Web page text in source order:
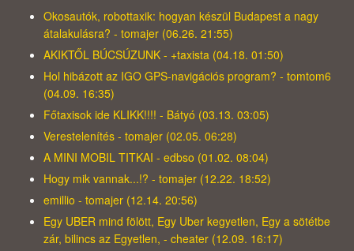
Okosautók, robottaxik: hogyan készül Budapest a nagy
átalakulásra? - tomajer (06.26. 21:55)
AKIKTŐL BÚCSÚZUNK - +taxista (04.18. 01:50)
Hol hibázott az IGO GPS-navigációs program? - tomtom6
(04.09. 16:35)
Főtaxisok ide KLIKK!!!! - Bátyó (03.13. 03:05)
Verestelenítés - tomajer (02.05. 06:28)
A MINI MOBIL TITKAI - edbso (01.02. 08:04)
Hogy mik vannak...!? - tomajer (12.22. 18:52)
emillio - tomajer (12.14. 20:56)
Egy UBER mind fölött, Egy Uber kegyetlen, Egy a sötétbe
zár, bilincs az Egyetlen, - cheater (12.09. 16:17)